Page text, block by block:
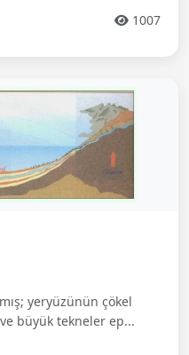
1007
yeryüzünün çökel
büyük tekneler ep...